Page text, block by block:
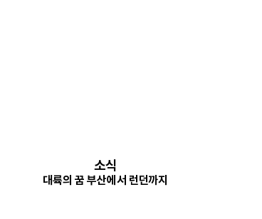
소식
대륙의 꿈 부산에서 런던까지